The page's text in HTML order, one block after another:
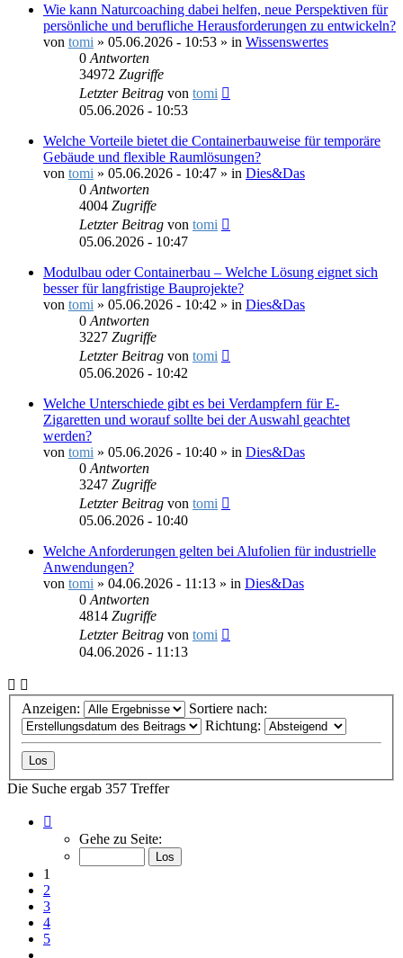
Wie kann Naturcoaching dabei helfen, neue Perspektiven für
persönliche und berufliche Herausforderungen zu entwickeln?
von tomi » 05.06.2026 - 10:53 » in Wissenswertes
0 Antworten
34972 Zugriffe
Letzter Beitrag von tomi
05.06.2026 - 10:53
Welche Vorteile bietet die Containerbauweise für temporäre
Gebäude und flexible Raumlösungen?
von tomi » 05.06.2026 - 10:47 » in Dies&Das
0 Antworten
4004 Zugriffe
Letzter Beitrag von tomi
05.06.2026 - 10:47
Modulbau oder Containerbau – Welche Lösung eignet sich
besser für langfristige Bauprojekte?
von tomi » 05.06.2026 - 10:42 » in Dies&Das
0 Antworten
3227 Zugriffe
Letzter Beitrag von tomi
05.06.2026 - 10:42
Welche Unterschiede gibt es bei Verdampfern für E-
Zigaretten und worauf sollte bei der Auswahl geachtet
werden?
von tomi » 05.06.2026 - 10:40 » in Dies&Das
0 Antworten
3247 Zugriffe
Letzter Beitrag von tomi
05.06.2026 - 10:40
Welche Anforderungen gelten bei Alufolien für industrielle
Anwendungen?
von tomi » 04.06.2026 - 11:13 » in Dies&Das
0 Antworten
4814 Zugriffe
Letzter Beitrag von tomi
04.06.2026 - 11:13
Anzeigen:
Sortiere nach:
Richtung:
Die Suche ergab 357 Treffer
von
Gehe zu Seite:
1
2
3
4
5